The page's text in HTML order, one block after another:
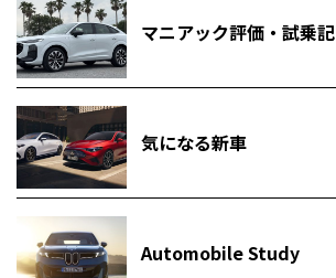
マニアック評価・試乗記
気になる新車
Automobile Study